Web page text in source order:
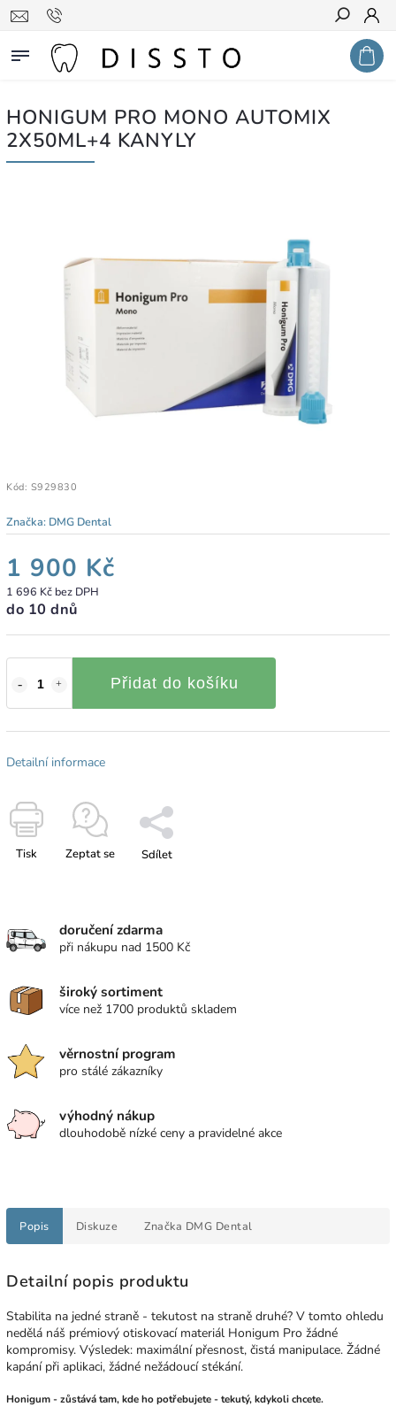
Hledat
HONIGUM PRO MONO AUTOMIX
2X50ML+4 KANYLY
Kód: S929830
Značka: DMG Dental
1 900 Kč
1 696 Kč bez DPH
do 10 dnů
Přidat do košíku
Detailní informace
Tisk Zeptat se Sdílet
doručení zdarma
při nákupu nad 1500 Kč
široký sortiment
více než 1700 produktů skladem
věrnostní program
pro stálé zákazníky
výhodný nákup
dlouhodobě nízké ceny a pravidelné akce
Popis Diskuze Značka DMG Dental
Detailní popis produktu
Stabilita na jedné straně - tekutost na straně druhé? V tomto ohledu
nedělá náš prémiový otiskovací materiál Honigum Pro žádné
kompromisy. Výsledek: maximální přesnost, čistá manipulace. Žádné
kapání při aplikaci, žádné nežádoucí stékání.
Honigum - zůstává tam, kde ho potřebujete - tekutý, kdykoli chcete.